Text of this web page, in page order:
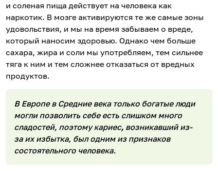
и соленая пища действует на человека как
наркотик. В мозге активируются те же самые зоны
удовольствия, и мы на время забываем о вреде,
который наносим здоровью. Однако чем больше
сахара, жира и соли мы употребляем, тем сильнее
тяга к ним и тем сложнее отказаться от вредных
продуктов.
В Европе в Средние века только богатые люди
могли позволить себе есть слишком много
сладостей, поэтому кариес, возникавший из-
за их избытка, был одним из признаков
состоятельного человека.